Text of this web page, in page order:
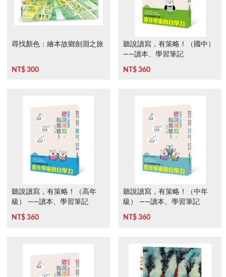
尋找顏色：繪本故鄉劍淵之旅
NT$ 300
聽說讀寫，有策略！（國中）
——讀本、學習筆記
NT$ 360
聽說讀寫，有策略！（高年
級） ——讀本、學習筆記
NT$ 360
聽說讀寫，有策略！（中年
級） ——讀本、學習筆記
NT$ 360